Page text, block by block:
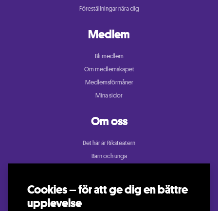
Cookies – för att ge dig en bättre
upplevelse
Föreställningar nära dig
Medlem
Bli medlem
Om medlemskapet
Medlemsförmåner
Mina sidor
Om oss
Det här är Riksteatern
Barn och unga
Konsert och festival